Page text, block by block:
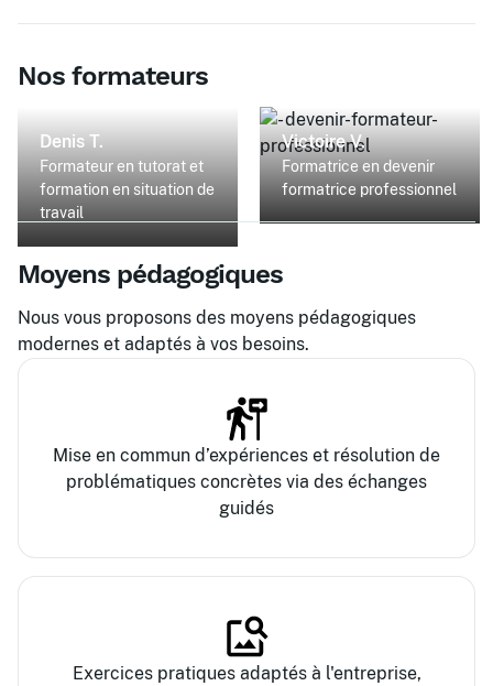
Nos formateurs
Denis T.
Formateur en tutorat et
formation en situation de
travail
Victoire V.
Formatrice en devenir
formatrice professionnel
Moyens pédagogiques
Nous vous proposons des moyens pédagogiques
modernes et adaptés à vos besoins.
Mise en commun d’expériences et résolution de
problématiques concrètes via des échanges
guidés
Exercices pratiques adaptés à l'entreprise,